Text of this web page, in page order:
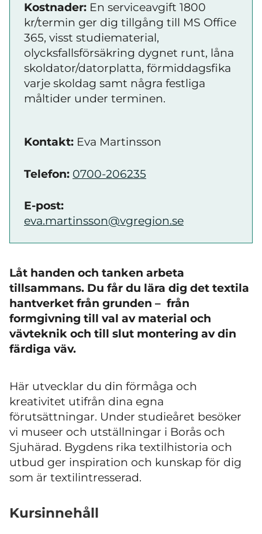
Kostnader: En serviceavgift 1800
kr/termin ger dig tillgång till MS Office
365, visst studiematerial,
olycksfallsförsäkring dygnet runt, låna
skoldator/datorplatta, förmiddagsfika
varje skoldag samt några festliga
måltider under terminen.
Kontakt: Eva Martinsson
Telefon: 0700-206235
E-post:
eva.martinsson@vgregion.se
Låt handen och tanken arbeta
tillsammans. Du får du lära dig det textila
hantverket från grunden – från
formgivning till val av material och
vävteknik och till slut montering av din
färdiga väv.
Här utvecklar du din förmåga och
kreativitet utifrån dina egna
förutsättningar. Under studieåret besöker
vi museer och utställningar i Borås och
Sjuhärad. Bygdens rika textilhistoria och
utbud ger inspiration och kunskap för dig
som är textilintresserad.
Kursinnehåll